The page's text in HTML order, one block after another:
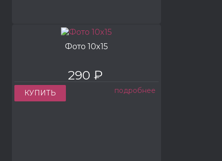
Фото 10x15
290 ₽
КУПИТЬ подробнее